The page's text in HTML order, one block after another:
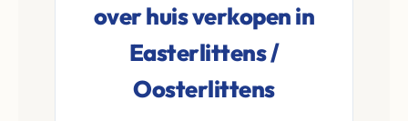
over huis verkopen in
Easterlittens /
Oosterlittens